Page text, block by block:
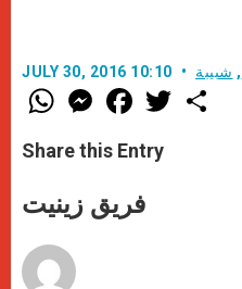
JULY 30, 2016 10:10 , شبيبة
W
h
t
s
p
p
M
e
s
e
g
e
F
a
e
b
o
k
w
Share this Entry
فريق زينيت